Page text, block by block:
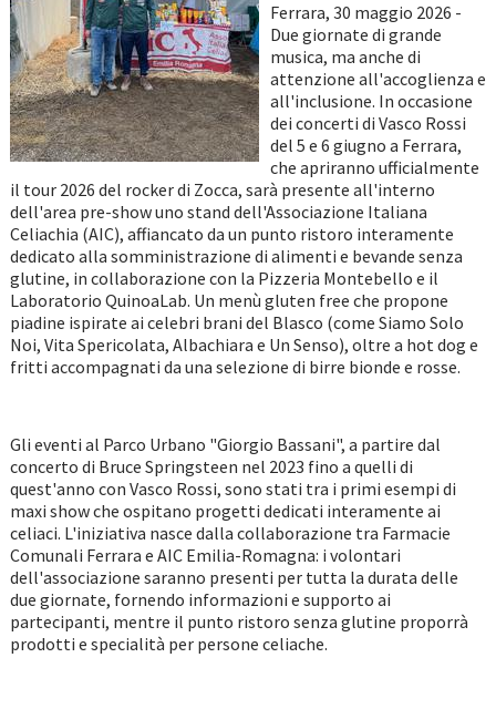
Ferrara, 30 maggio 2026 -
Due giornate di grande
musica, ma anche di
attenzione all'accoglienza e
all'inclusione. In occasione
dei concerti di Vasco Rossi
del 5 e 6 giugno a Ferrara,
che apriranno ufficialmente
il tour 2026 del rocker di Zocca, sarà presente all'interno
dell'area pre-show uno stand dell'Associazione Italiana
Celiachia (AIC), affiancato da un punto ristoro interamente
dedicato alla somministrazione di alimenti e bevande senza
glutine, in collaborazione con la Pizzeria Montebello e il
Laboratorio QuinoaLab. Un menù gluten free che propone
piadine ispirate ai celebri brani del Blasco (come Siamo Solo
Noi, Vita Spericolata, Albachiara e Un Senso), oltre a hot dog e
fritti accompagnati da una selezione di birre bionde e rosse.
Gli eventi al Parco Urbano "Giorgio Bassani", a partire dal
concerto di Bruce Springsteen nel 2023 fino a quelli di
quest'anno con Vasco Rossi, sono stati tra i primi esempi di
maxi show che ospitano progetti dedicati interamente ai
celiaci. L'iniziativa nasce dalla collaborazione tra Farmacie
Comunali Ferrara e AIC Emilia-Romagna: i volontari
dell'associazione saranno presenti per tutta la durata delle
due giornate, fornendo informazioni e supporto ai
partecipanti, mentre il punto ristoro senza glutine proporrà
prodotti e specialità per persone celiache.